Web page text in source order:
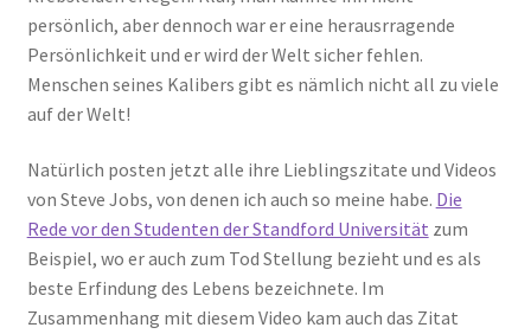
persönlich, aber dennoch war er eine herausrragende
Persönlichkeit und er wird der Welt sicher fehlen.
Menschen seines Kalibers gibt es nämlich nicht all zu viele
auf der Welt!
Natürlich posten jetzt alle ihre Lieblingszitate und Videos
von Steve Jobs, von denen ich auch so meine habe. Die
Rede vor den Studenten der Standford Universität zum
Beispiel, wo er auch zum Tod Stellung bezieht und es als
beste Erfindung des Lebens bezeichnete. Im
Zusammenhang mit diesem Video kam auch das Zitat